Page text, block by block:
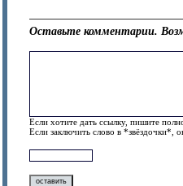
Оставьте комментарии.
Если хотите дать ссылку, пишите
Если заключить слово в *звёздочки*,